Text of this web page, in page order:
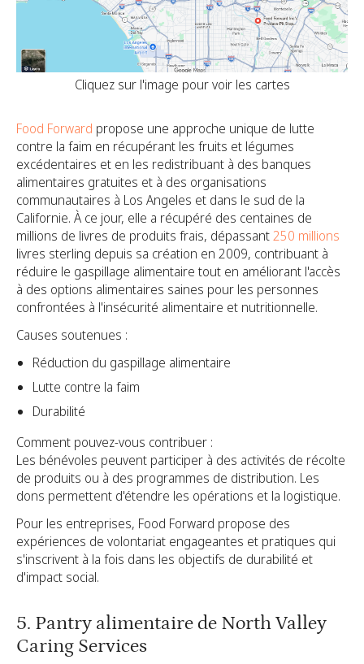
Cliquez sur l'image pour voir les cartes
Food Forward propose une approche unique de lutte
contre la faim en récupérant les fruits et légumes
excédentaires et en les redistribuant à des banques
alimentaires gratuites et à des organisations
communautaires à Los Angeles et dans le sud de la
Californie. À ce jour, elle a récupéré des centaines de
millions de livres de produits frais, dépassant250 millions
livres sterling depuis sa création en 2009, contribuant à
réduire le gaspillage alimentaire tout en améliorant l'accès
à des options alimentaires saines pour les personnes
confrontées à l'insécurité alimentaire et nutritionnelle.
Causes soutenues :
Réduction du gaspillage alimentaire
Lutte contre la faim
Durabilité
Comment pouvez-vous contribuer :
Les bénévoles peuvent participer à des activités de récolte
de produits ou à des programmes de distribution. Les
dons permettent d'étendre les opérations et la logistique.
Pour les entreprises, Food Forward propose des
expériences de volontariat engageantes et pratiques qui
s'inscrivent à la fois dans les objectifs de durabilité et
d'impact social.
5. Pantry alimentaire de North Valley
Caring Services